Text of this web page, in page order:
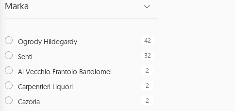
Marka
Ogrody Hildegardy 42
Senti 32
Al Vecchio Frantoio Bartolomei 2
Carpentieri Liquori 2
Cazorla 2